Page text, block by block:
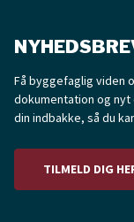
Få byggefaglig viden
dokumentation og
din indbakke, så du
TILMELD DIG